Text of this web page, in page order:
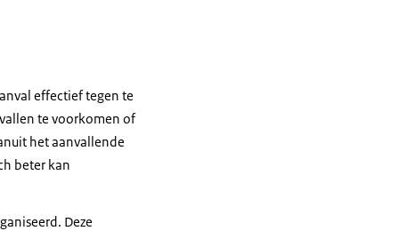
effectief tegen te
te voorkomen of
het aanvallende
beter kan
Deze